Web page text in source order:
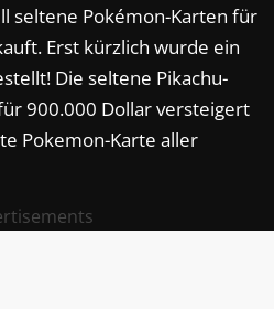
seltene Pokémon-Karten für
Erst kürzlich wurde ein
Die seltene Pikachu-
900.000 Dollar versteigert
Pokemon-Karte aller